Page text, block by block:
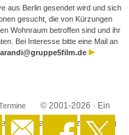
aus Berlin gesendet wird und sich
gesucht, die von Kürzungen
Wohnraum betroffen sind und ihr
Bei Interesse bitte eine Mail an
© 2001-2026 · Ein
·Datenschutzerklärung